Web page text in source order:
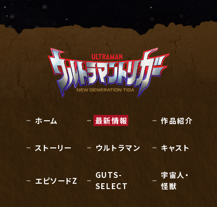
ホーム 最新情報 作品紹介
ストーリー ウルトラマン キャスト
エピソードZ
GUTS-
SELECT
宇宙人・
怪獣